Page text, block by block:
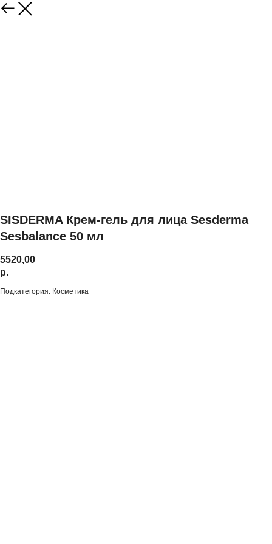
SISDERMA Крем-гель для лица Sesderma
Sesbalance 50 мл
5520,00
р.
Подкатегория: Косметика